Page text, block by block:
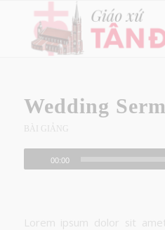
Wedding
BÀI GIẢNG
00:00
Lorem ipsum dolor sit